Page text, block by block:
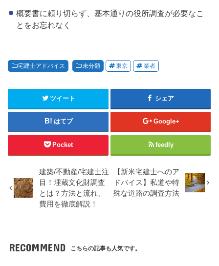
概要書に頼り切らず、基本通りの役所調査が必要なこ
とをお忘れなく
宅建士アドバイス 未分類 東京 業者
ツイート シェア
はてブ Google+
Pocket feedly
建築/不動産/宅建士注
目！埋蔵文化財調査
とは？方法と流れ、
費用を徹底解説！
【新米宅建士へのア
ドバイス】私道や特
殊な道路の調査方法
RECOMMEND こちらの記事も人気です。